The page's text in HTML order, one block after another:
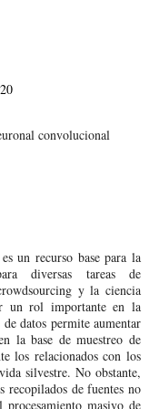
convolucional
un recurso base para la
diversas tareas de
y la ciencia
un rol importante en la
datos permite aumentar
la base de muestreo de
los relacionados con los
silvestre. No obstante,
recopilados de fuentes no
masivo de